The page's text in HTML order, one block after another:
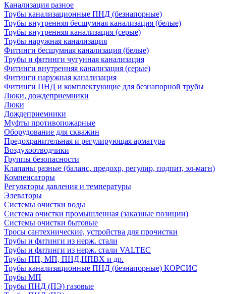
Канализация разное
Трубы канализационные ПНД (безнапорные)
Трубы внутренняя бесшумная канализация (белые)
Трубы внутренняя канализация (серые)
Трубы наружная канализация
Фитинги бесшумная канализация (белые)
Трубы и фитинги чугунная канализация
Фитинги внутренняя канализация (серые)
Фитинги наружная канализация
Фитинги ПНД и комплектующие для безнапорной трубы
Люки, дождеприемники
Люки
Дождеприемники
Муфты противопожарные
Оборудование для скважин
Предохранительная и регулирующая арматура
Воздухоотводчики
Группы безопасности
Клапаны разные (баланс, предохр, регулир, подпит, эл-магн)
Компенсаторы
Регуляторы давления и температуры
Элеваторы
Системы очистки воды
Система очистки промышленная (заказные позиции)
Системы очистки бытовые
Тросы сантехнические, устройства для прочистки
Трубы и фитинги из нерж. стали
Трубы и фитинги из нерж. стали VALTEC
Трубы ПП, МП, ПНД,НПВХ и др.
Трубы канализационные ПНД (безнапорные) КОРСИС
Трубы МП
Трубы ПНД (ПЭ) газовые